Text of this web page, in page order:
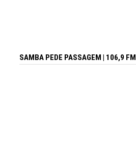
SAMBA PEDE PASSAGEM | 106,9 FM